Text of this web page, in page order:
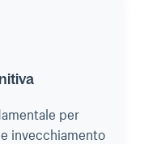
per
invecchiamento